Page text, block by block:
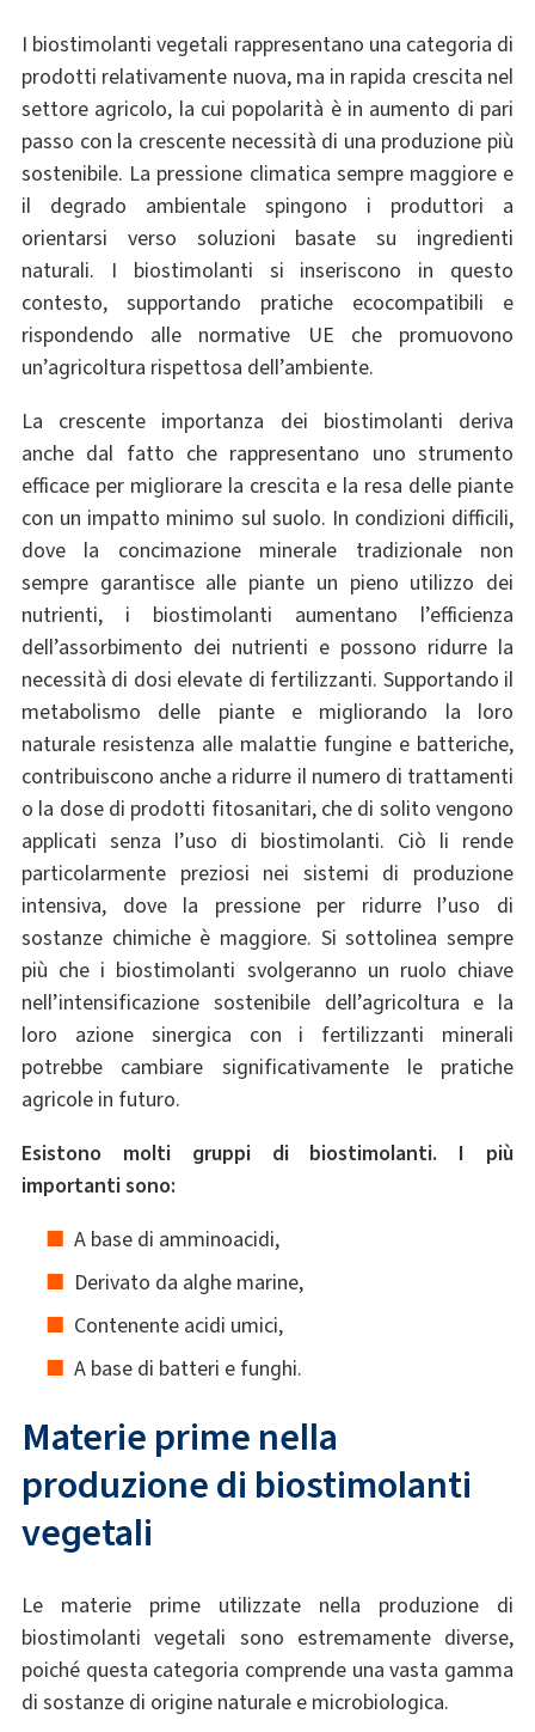
I biostimolanti vegetali rappresentano una categoria di
prodotti relativamente nuova, ma in rapida crescita nel
settore agricolo, la cui popolarità è in aumento di pari
passo con la crescente necessità di una produzione più
sostenibile. La pressione climatica sempre maggiore e
il degrado ambientale spingono i produttori a
orientarsi verso soluzioni basate su ingredienti
naturali. I biostimolanti si inseriscono in questo
contesto, supportando pratiche ecocompatibili e
rispondendo alle normative UE che promuovono
un’agricoltura rispettosa dell’ambiente.
La crescente importanza dei biostimolanti deriva
anche dal fatto che rappresentano uno strumento
efficace per migliorare la crescita e la resa delle piante
con un impatto minimo sul suolo. In condizioni difficili,
dove la concimazione minerale tradizionale non
sempre garantisce alle piante un pieno utilizzo dei
nutrienti, i biostimolanti aumentano l’efficienza
dell’assorbimento dei nutrienti e possono ridurre la
necessità di dosi elevate di fertilizzanti. Supportando il
metabolismo delle piante e migliorando la loro
naturale resistenza alle malattie fungine e batteriche,
contribuiscono anche a ridurre il numero di trattamenti
o la dose di prodotti fitosanitari, che di solito vengono
applicati senza l’uso di biostimolanti. Ciò li rende
particolarmente preziosi nei sistemi di produzione
intensiva, dove la pressione per ridurre l’uso di
sostanze chimiche è maggiore. Si sottolinea sempre
più che i biostimolanti svolgeranno un ruolo chiave
nell’intensificazione sostenibile dell’agricoltura e la
loro azione sinergica con i fertilizzanti minerali
potrebbe cambiare significativamente le pratiche
agricole in futuro.
Esistono molti gruppi di biostimolanti. I più
importanti sono:
A base di amminoacidi,
Derivato da alghe marine,
Contenente acidi umici,
A base di batteri e funghi.
Materie prime nella
produzione di biostimolanti
vegetali
Le materie prime utilizzate nella produzione di
biostimolanti vegetali sono estremamente diverse,
poiché questa categoria comprende una vasta gamma
di sostanze di origine naturale e microbiologica.